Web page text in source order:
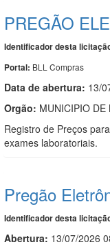
PREGÃO
Identificador desta
Portal: BLL Compras
Data de abertura: 13/
Orgão: MUNICIPIO DE
Registro de Preços
exames laboratoriais.
Pregão
Identificador desta
Abertura: 13/07/2026